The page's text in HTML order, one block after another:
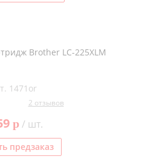
Brother LC-225XLM
1471or
2 отзывов
p/ шт.
предзаказ